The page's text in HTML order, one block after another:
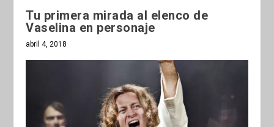
Tu primera mirada al elenco de
Vaselina en personaje
abril 4, 2018